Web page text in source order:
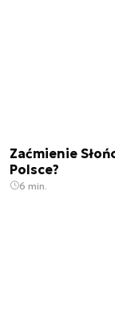
Zaćmienie
Polsce?
6 min.